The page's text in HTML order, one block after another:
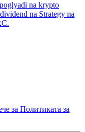
na krypto
na Strategy na
за Политиката за